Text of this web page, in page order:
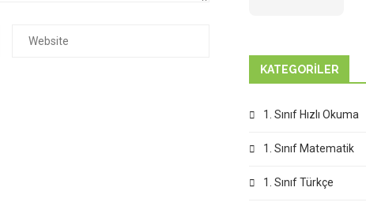
KATEGORILER
1. Sınıf Hızlı Okuma
1. Sınıf Matematik
1. Sınıf Türkçe